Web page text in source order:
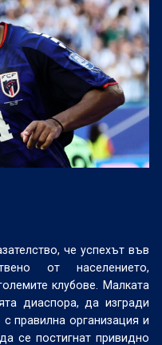
че успехът във
от населението,
клубове. Малката
диаспора, да изгради
правилна организация и
се постигнат привидно